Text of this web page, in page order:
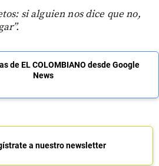
si alguien nos dice que no,
de EL COLOMBIANO desde Google
News
a nuestro newsletter